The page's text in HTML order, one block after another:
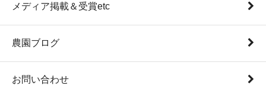
メディア掲載＆受賞etc
農園ブログ
お問い合わせ